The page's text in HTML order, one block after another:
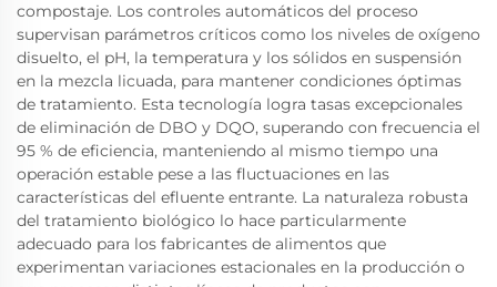
compostaje. Los controles automáticos del proceso
supervisan parámetros críticos como los niveles de oxígeno
disuelto, el pH, la temperatura y los sólidos en suspensión
en la mezcla licuada, para mantener condiciones óptimas
de tratamiento. Esta tecnología logra tasas excepcionales
de eliminación de DBO y DQO, superando con frecuencia el
95 % de eficiencia, manteniendo al mismo tiempo una
operación estable pese a las fluctuaciones en las
características del efluente entrante. La naturaleza robusta
del tratamiento biológico lo hace particularmente
adecuado para los fabricantes de alimentos que
experimentan variaciones estacionales en la producción o